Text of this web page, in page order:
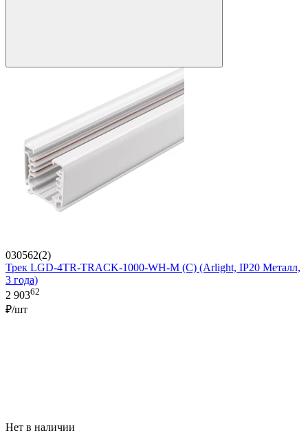
030562(2)
Трек LGD-4TR-TRACK-1000-WH-M (C) (Arlight, IP20 Металл,
3 года)
2 90362
₽/шт
Нет в наличии